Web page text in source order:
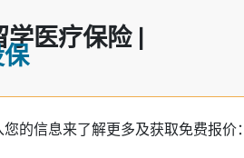
医疗保险 |
的信息来了解更多及获取免费报价：